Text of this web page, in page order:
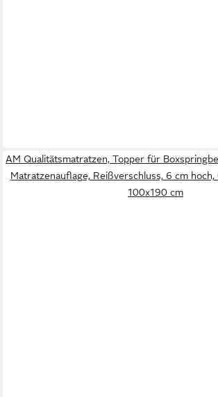
AM Qualitätsmatratzen, Topper für
Matratzenauflage, Reißverschluss, 6 cm hoch,
100x190 cm